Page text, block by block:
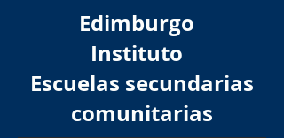
Edimburgo
Instituto
Escuelas secundarias
comunitarias